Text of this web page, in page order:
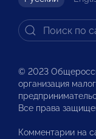
© 2023
организация
Все права
Комментарии на